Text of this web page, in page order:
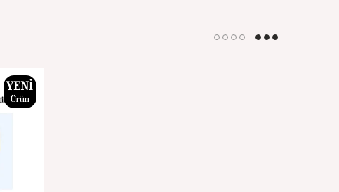
YENI
Ürün